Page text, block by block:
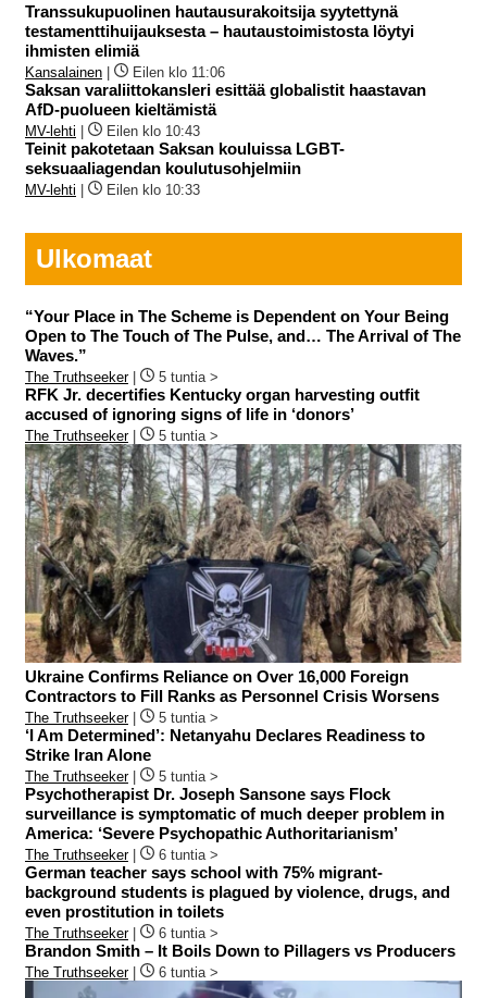
Transsukupuolinen hautausurakoitsija syytettynä
testamenttihuijauksesta – hautaustoimistosta löytyi
ihmisten elimiä
Kansalainen | Eilen klo 11:06
Saksan varaliittokansleri esittää globalistit haastavan
AfD-puolueen kieltämistä
MV-lehti | Eilen klo 10:43
Teinit pakotetaan Saksan kouluissa LGBT-
seksuaaliagendan koulutusohjelmiin
MV-lehti | Eilen klo 10:33
Ulkomaat
“Your Place in The Scheme is Dependent on Your Being
Open to The Touch of The Pulse, and… The Arrival of The
Waves.”
The Truthseeker| 5 tuntia >
RFK Jr. decertifies Kentucky organ harvesting outfit
accused of ignoring signs of life in ‘donors’
The Truthseeker| 5 tuntia >
Ukraine Confirms Reliance on Over 16,000 Foreign
Contractors to Fill Ranks as Personnel Crisis Worsens
The Truthseeker| 5 tuntia >
‘I Am Determined’: Netanyahu Declares Readiness to
Strike Iran Alone
The Truthseeker| 5 tuntia >
Psychotherapist Dr. Joseph Sansone says Flock
surveillance is symptomatic of much deeper problem in
America: ‘Severe Psychopathic Authoritarianism’
The Truthseeker| 6 tuntia >
German teacher says school with 75% migrant-
background students is plagued by violence, drugs, and
even prostitution in toilets
The Truthseeker| 6 tuntia >
Brandon Smith – It Boils Down to Pillagers vs Producers
The Truthseeker| 6 tuntia >